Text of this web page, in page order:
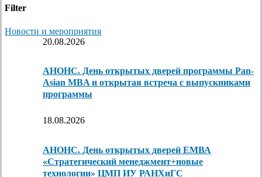
Filter
Новости и мероприятия
20.08.2026
АНОНС. День открытых дверей программы Pan-
Asian MBA и открытая встреча с выпускниками
программы
18.08.2026
АНОНС. День открытых дверей ЕМВА
«Стратегический менеджмент+новые
технологии» ЦМП ИУ РАНХиГС